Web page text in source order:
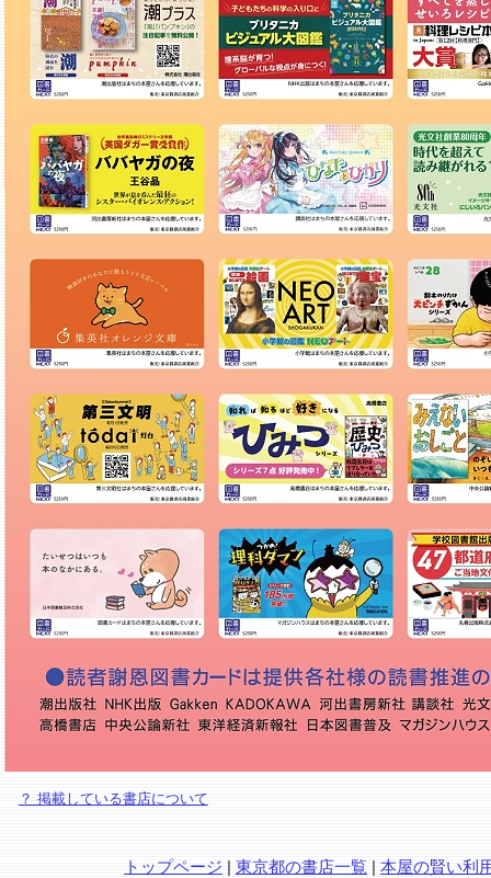
？ 掲載している書店について
トップページ | 東京都の書店一覧 | 本屋の賢い利